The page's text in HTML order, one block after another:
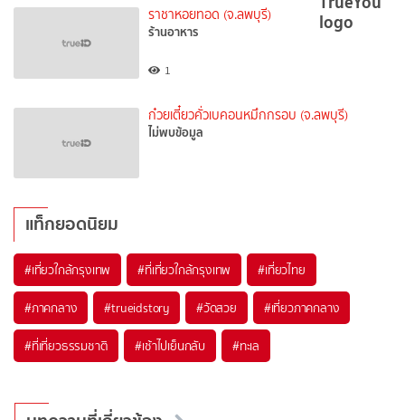
ราชาหอยทอด (จ.ลพบุรี)
ร้านอาหาร
1
ก๋วยเตี๋ยวคั่วเบคอนหมึกกรอบ (จ.ลพบุรี)
ไม่พบข้อมูล
แท็กยอดนิยม
#เที่ยวใกล้กรุงเทพ #ที่เที่ยวใกล้กรุงเทพ #เที่ยวไทย
#ภาคกลาง #trueidstory #วัดสวย #เที่ยวภาคกลาง
#ที่เที่ยวธรรมชาติ #เช้าไปเย็นกลับ #ทะเล